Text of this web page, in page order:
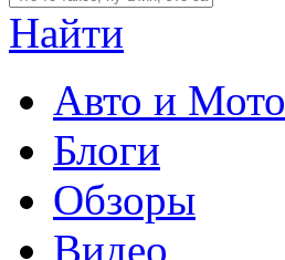
Найти
Авто и Мото
Блоги
Обзоры
Видео